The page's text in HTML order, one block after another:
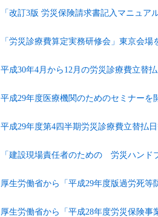
「改訂3版 労災保険請求書記入マニュ
「労災診療費算定実務研修会」東京会
平成30年4月から12月の労災診療費立替
平成29年度医療機関のためのセミナーを
平成29年度第4四半期労災診療費立替払
「建設現場責任者のための 労災ハンド
厚生労働省から「平成29年度版過労死
厚生労働省から「平成28年度労災保険